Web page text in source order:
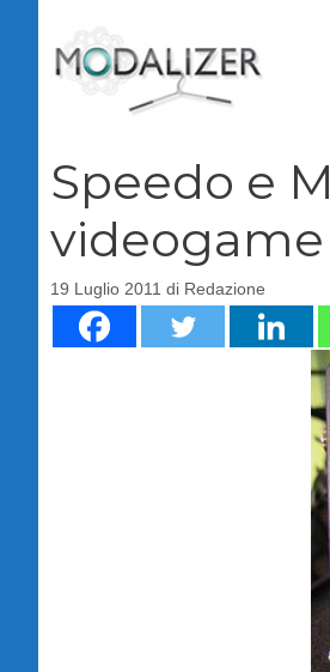
contenuto
Speedo e
videogame
19 Luglio 2011 di Redazione